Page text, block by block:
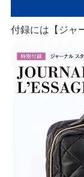
付録には【ジャ